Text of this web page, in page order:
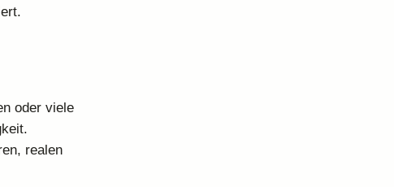
oder viele
realen